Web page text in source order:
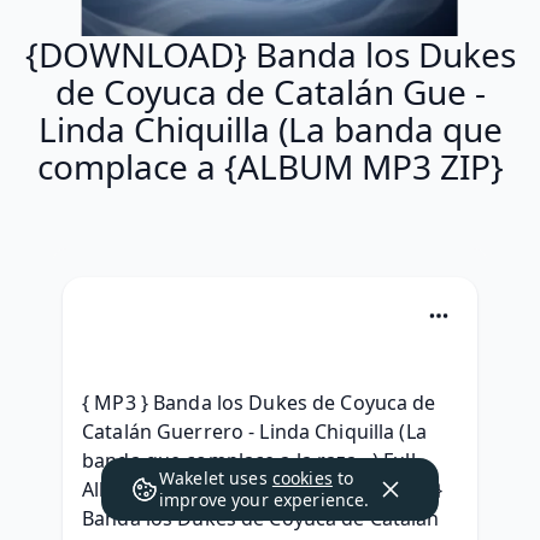
{DOWNLOAD} Banda los Dukes
de Coyuca de Catalán Gue -
Linda Chiquilla (La banda que
complace a {ALBUM MP3 ZIP}
{ MP3 } Banda los Dukes de Coyuca de
Catalán Guerrero - Linda Chiquilla (La
banda que complace a la raza...) Full
Album Leaked Download, {Free Album}
Banda los Dukes de Coyuca de Catalán
Wakelet uses cookies to
improve your experience.